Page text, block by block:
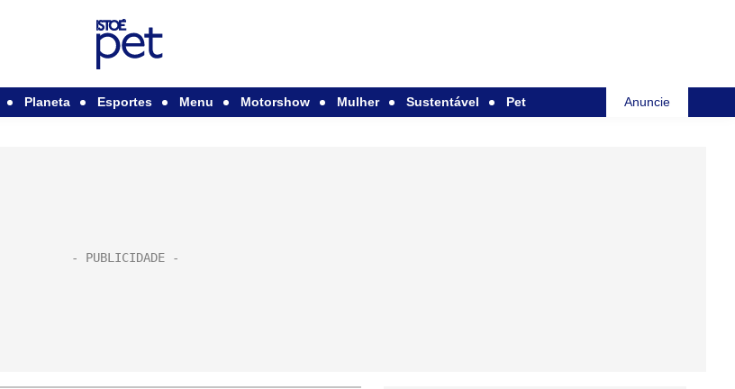
Planeta Esportes Menu Motorshow Mulher Sustentável Pet Anuncie